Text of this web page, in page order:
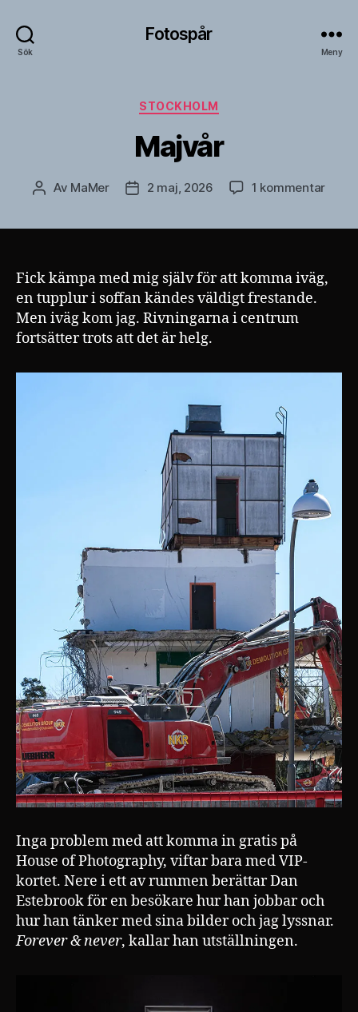
Sök
Fotospår
Meny
Kategorier
STOCKHOLM
Majvår
Inläggsförfattare
Av MaMer Inläggsdatum
2 maj, 2026 1 kommentartill
Fick kämpa med mig själv för att komma iväg,
en tupplur i soffan kändes väldigt frestande.
Men iväg kom jag. Rivningarna i centrum
fortsätter trots att det är helg.
Inga problem med att komma in gratis på
House of Photography, viftar bara med VIP-
kortet. Nere i ett av rummen berättar Dan
Estebrook för en besökare hur han jobbar och
hur han tänker med sina bilder och jag lyssnar.
Forever & never, kallar han utställningen.